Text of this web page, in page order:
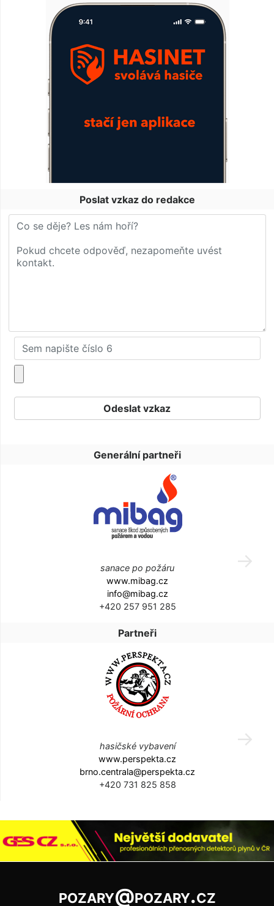
Poslat vzkaz do redakce
Generální partneři
sanace po požáru
www.mibag.cz
info@mibag.cz
+420 257 951 285
Partneři
hasičské vybavení
www.perspekta.cz
brno.centrala@perspekta.cz
+420 731 825 858
pozary@pozary.cz